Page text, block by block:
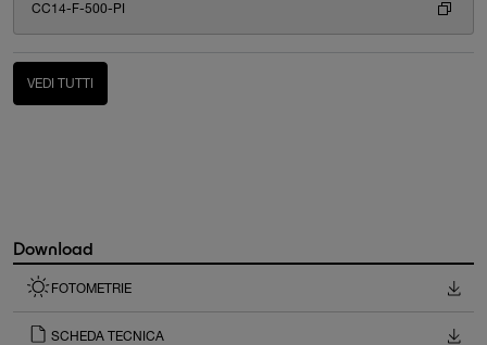
CC14-F-500-PI
VEDI TUTTI
Download
FOTOMETRIE
SCHEDA TECNICA